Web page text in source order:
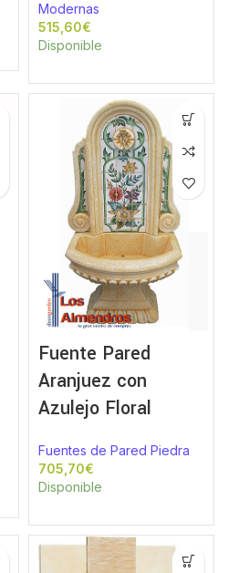
Modernas
€
Disponible
Fuente Pared
Aranjuez con
Azulejo Floral
Fuentes de Pared Piedra
€
Disponible